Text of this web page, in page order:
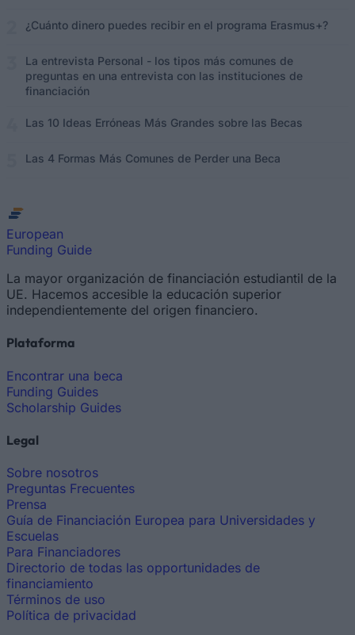
¿Cuánto dinero puedes recibir en el programa Erasmus+?
La entrevista Personal - los tipos más comunes de
preguntas en una entrevista con las instituciones de
financiación
Las 10 Ideas Erróneas Más Grandes sobre las Becas
Las 4 Formas Más Comunes de Perder una Beca
European
Funding Guide
La mayor organización de financiación estudiantil de la
UE. Hacemos accesible la educación superior
independientemente del origen financiero.
Plataforma
Encontrar una beca
Funding Guides
Scholarship Guides
Legal
Sobre nosotros
Preguntas Frecuentes
Prensa
Guía de Financiación Europea para Universidades y
Escuelas
Para Financiadores
Directorio de todas las opportunidades de
financiamiento
Términos de uso
Política de privacidad